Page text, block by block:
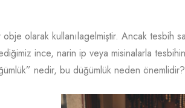
olarak kullanılagelmiştir. Ancak tesbih
ince, narin ip veya misinalarla
nedir, bu düğümlük neden önemlidir?